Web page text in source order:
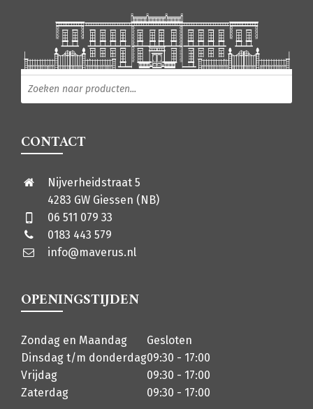
Producten zoeken
CONTACT
Nijverheidstraat 5
4283 GW Giessen (NB)
06 511 079 33
0183 443 579
info@maverus.nl
OPENINGSTIJDEN
Zondag en Maandag
Gesloten
Dinsdag t/m donderdag09:30 - 17:00
Vrijdag
09:30 - 17:00
Zaterdag
09:30 - 17:00